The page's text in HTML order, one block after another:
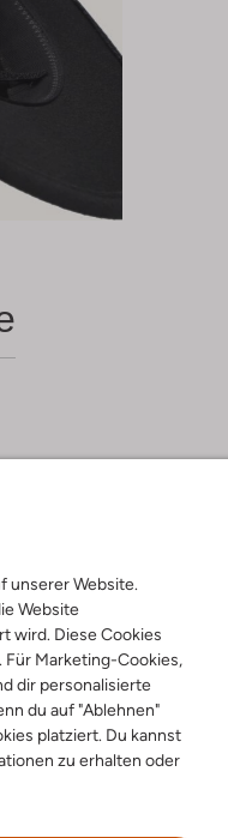
unserer Website.
Website
wird. Diese Cookies
Marketing-Cookies,
dir personalisierte
du auf "Ablehnen"
platziert. Du kannst
zu erhalten oder